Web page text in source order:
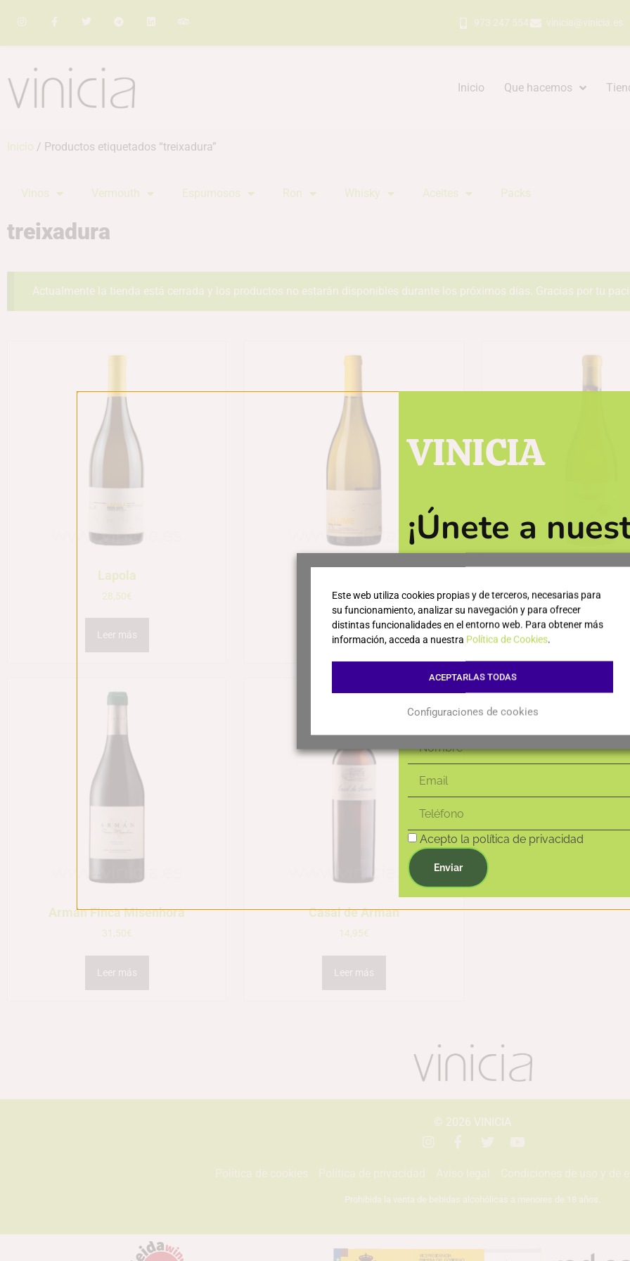
973 247 554 vinicia@vinicia.es
Inicio Que hacemos
Inicio / Productos etiquetados “treixadura”
Vinos Vermouth Espumosos Ron Whisky Aceites Packs
treixadura
Actualmente la tienda está cerrada y los productos no estarán disponibles durante los próximos días. Gracias por tu
Lapola
28,50€
Leer más
21,95€
Leer más
25,95
Arman Finca Misenhora
31,50€
Leer más
Casal de Arman
14,95€
Leer más
© 2026 VINICIA
Política de cookies Política de privacidad Aviso legal Condiciones de uso y de
Prohibida la venta de bebidas alcohólicas a menores de 18 años.
Este web utiliza cookies propias y de terceros, necesarias para
su funcionamiento, analizar su navegación y para ofrecer
distintas funcionalidades en el entorno web. Para obtener más
información, acceda a nuestra Política de Cookies.
ACEPTARLAS TODAS
Configuraciones de cookies
VINICIA
¡Únete a
obtener
al día de las
novedades!
Acepto la política de privacidad
Enviar